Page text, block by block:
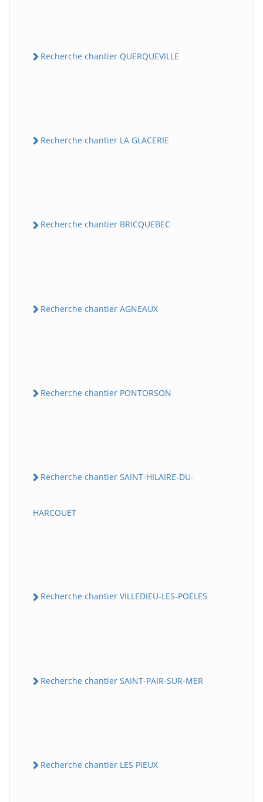
Recherche chantier QUERQUEVILLE
Recherche chantier LA GLACERIE
Recherche chantier BRICQUEBEC
Recherche chantier AGNEAUX
Recherche chantier PONTORSON
Recherche chantier SAINT-HILAIRE-DU-
HARCOUET
Recherche chantier VILLEDIEU-LES-POELES
Recherche chantier SAINT-PAIR-SUR-MER
Recherche chantier LES PIEUX